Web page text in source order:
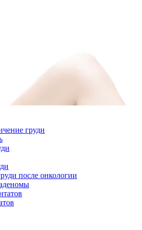
груди
после онкологии